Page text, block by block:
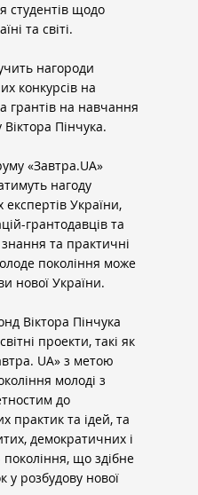
студентів щодо
та світі.
нагороди
конкурсів на
грантів на навчання
Пінчука.
«Завтра.UA»
нагоду
України,
грантодавців та
знання та практичні
покоління може
нової України.
Віктора Пінчука
проекти, такі як
UA» з метою
молоді з
до
практик та ідей, та
демократичних і
покоління, що здібне
у розбудову нової